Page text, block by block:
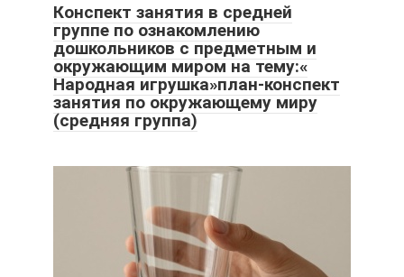
Конспект занятия в средней
группе по ознакомлению
дошкольников с предметным и
окружающим миром на тему:«
Народная игрушка»план-конспект
занятия по окружающему миру
(средняя группа)